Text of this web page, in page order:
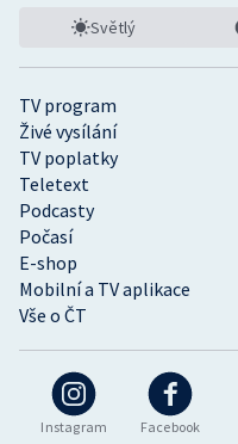
Instagram Facebook
TV program
Živé vysílání
TV poplatky
Teletext
Podcasty
Počasí
E-shop
Mobilní a TV aplikace
Vše o ČT
Světlý